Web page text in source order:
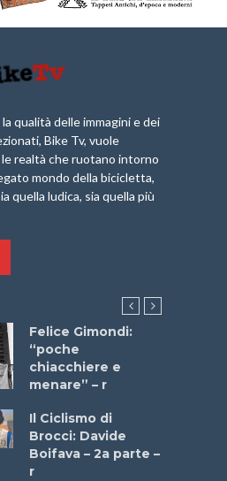
qualità delle immagini e dei
Bike Tv, vuole
realtà che ruotano intorno
mondo della bicicletta,
quella ludica, sia quella più
Felice Gimondi:
“poche
chiacchiere e
menare” – r
Il Ciclismo di
Brocci: Davide
Boifava – 2a parte –
r